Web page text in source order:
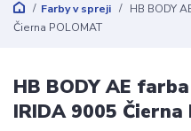
Farby v spreji
HB BODY
Čierna POLOMAT
HB BODY AE
IRIDA 9005 Čierna